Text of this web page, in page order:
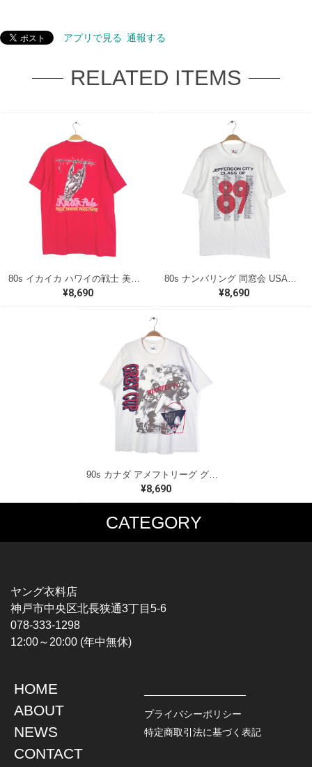
アプリで見る 通報する
RELATED ITEMS
¥8,690 ¥8,690
90s カナダ アメフトリーグ グレイカップ カナダ製 ヴィンテージ Tシャツ ビッグプリント シングルステッチ ホワイト WINNIPEG '91 サイズXL 古着 BZ0545
¥8,690
CATEGORY
MUSIC TEE
HARDCORE / PUNK
PROGLESSIVE ROCK
POPS
SOUL / R&B
T-SHIRTS
CHAMPION
TOPS
L / S SHIRT
S / S SHIRT
HAWAIIAN SHIRT
JACKET
DENIM
LEATHER
ヤング衣料店
神戸市中央区北長狭通3丁目5-6
078-333-1298
12:00～20:00 (年中無休)
HOME
ABOUT
NEWS
CONTACT
プライバシーポリシー
特定商取引法に基づく表記